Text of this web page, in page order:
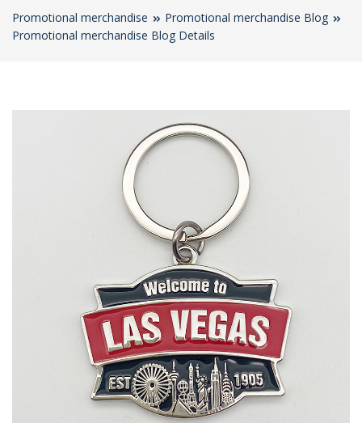
Promotional merchandise
Promotional merchandise Blog
Promotional merchandise Blog Details